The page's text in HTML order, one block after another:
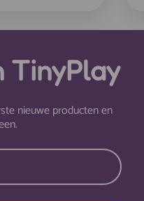
TinyPlay
nieuwe producten en